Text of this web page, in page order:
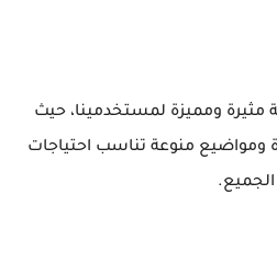
مثيرة ومميزة لمستخدمينا، حيث
ومواضيع منوعة تناسب احتياجات
الجميع.